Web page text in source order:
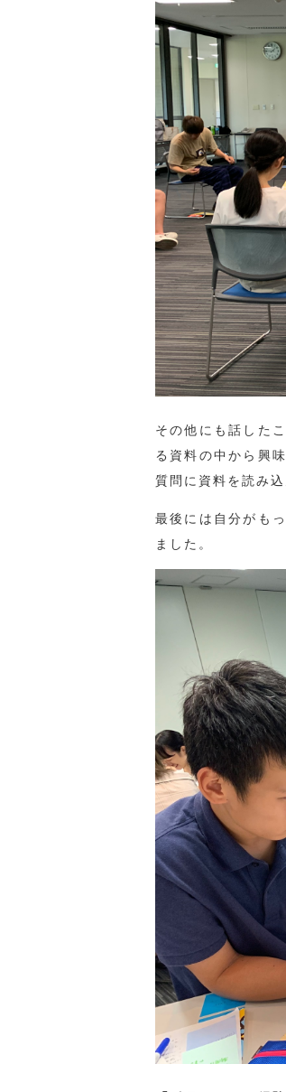
その他にも話した
る資料の中から興
質問に資料を読み
最後には自分がも
ました。